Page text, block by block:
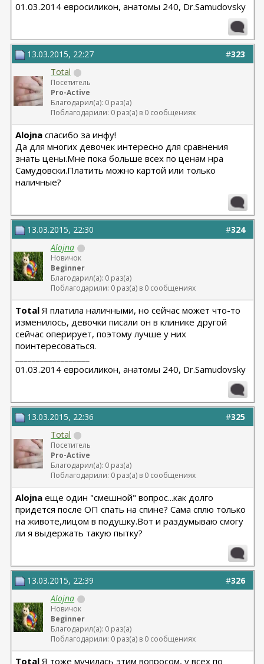
01.03.2014 евросиликон, анатомы 240, Dr.Samudovsky
#323
13.03.2015, 22:27
Total
Посетитель
Pro-Active
Благодарил(а): 0 раз(а)
Поблагодарили: 0 раз(а) в 0 сообщениях
Alojna спасибо за инфу!
Да для многих девочек интересно для сравнения
знать цены.Мне пока больше всех по ценам нра
Самудовски.Платить можно картой или только
наличные?
#324
13.03.2015, 22:30
Alojna
Новичок
Beginner
Благодарил(а): 0 раз(а)
Поблагодарили: 0 раз(а) в 0 сообщениях
Total Я платила наличными, но сейчас может что-то
изменилось, девочки писали он в клинике другой
сейчас оперирует, поэтому лучше у них
поинтересоваться.
01.03.2014 евросиликон, анатомы 240, Dr.Samudovsky
#325
13.03.2015, 22:36
Total
Посетитель
Pro-Active
Благодарил(а): 0 раз(а)
Поблагодарили: 0 раз(а) в 0 сообщениях
Alojna еще один "смешной" вопрос...как долго
придется после ОП спать на спине? Сама сплю только
на животе,лицом в подушку.Вот и раздумываю смогу
ли я выдержать такую пытку?
#326
13.03.2015, 22:39
Alojna
Новичок
Beginner
Благодарил(а): 0 раз(а)
Поблагодарили: 0 раз(а) в 0 сообщениях
Total Я тоже мучилась этим вопросом, у всех по